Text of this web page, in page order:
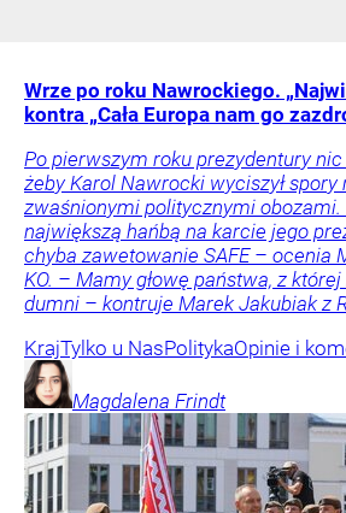
Wrze po roku Nawrockiego.
kontra „Cała Europa nam go
Po pierwszym roku prezydentury
żeby Karol Nawrocki wyciszył
zwaśnionymi politycznymi
największą hańbą na karcie jego
chyba zawetowanie SAFE – ocenia
KO. – Mamy głowę państwa, z
dumni – kontruje Marek Jakubiak z
KrajTylko u NasPolitykaOpinie i
Magdalena Frindt